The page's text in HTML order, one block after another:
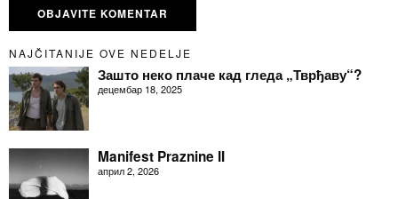
NAJČITANIJE OVE NEDELJE
Зашто неко плаче кад гледа „Тврђаву“?
децембар 18, 2025
Manifest Praznine II
април 2, 2026